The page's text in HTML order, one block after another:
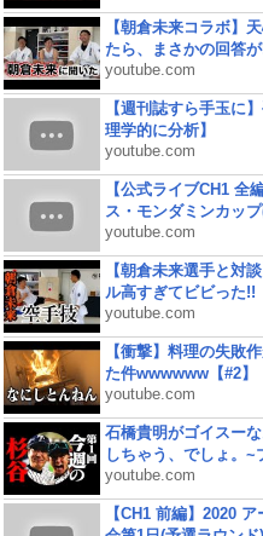
【朝倉未来コラボ】
たら、まさかの回答
youtube.com
【週刊誌すら手玉に
理学的に分析】
youtube.com
【公式ライブCH1 全
ス・モンダミンカッ
youtube.com
【朝倉未来選手と対
ル高すぎてビビった!!
youtube.com
【衝撃】料理の失敗
た件wwwwww【#2】
youtube.com
石橋貴明がゴイスー
しちゃう、でしょ。~
youtube.com
【CH1 前編】2020